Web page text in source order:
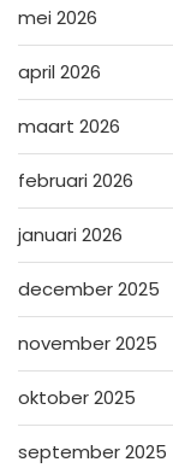
mei 2026
april 2026
maart 2026
februari 2026
januari 2026
december 2025
november 2025
oktober 2025
september 2025